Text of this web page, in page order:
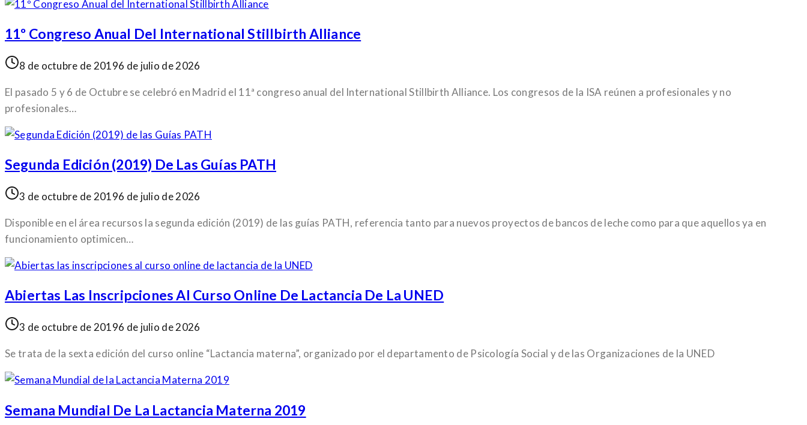
11º Congreso Anual Del International Stillbirth Alliance
8 de octubre de 20196 de julio de 2026
El pasado 5 y 6 de Octubre se celebró en Madrid el 11ª congreso anual del International Stillbirth Alliance. Los congresos de la ISA reúnen a profesionales y no
profesionales…
Segunda Edición (2019) De Las Guías PATH
3 de octubre de 20196 de julio de 2026
Disponible en el área recursos la segunda edición (2019) de las guías PATH, referencia tanto para nuevos proyectos de bancos de leche como para que aquellos ya en
funcionamiento optimicen…
Abiertas Las Inscripciones Al Curso Online De Lactancia De La UNED
3 de octubre de 20196 de julio de 2026
Se trata de la sexta edición del curso online “Lactancia materna”, organizado por el departamento de Psicología Social y de las Organizaciones de la UNED
Semana Mundial De La Lactancia Materna 2019